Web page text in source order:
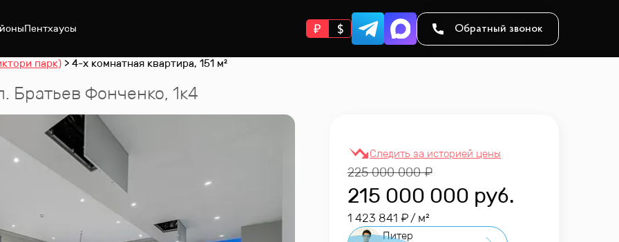
Пентхаусы Обратный звонок
парк) 4-х комнатная квартира, 151 м²
Братьев Фонченко, 1к4
225 000 000
215 000 000 руб.
1 423 841 / м²
Питер